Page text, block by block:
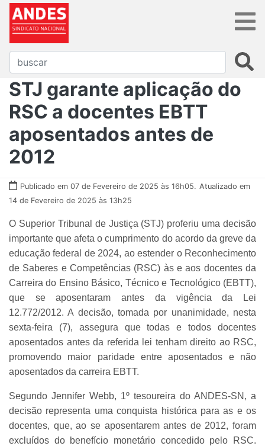
STJ garante aplicação do
RSC a docentes EBTT
aposentados antes de
2012
Publicado em 07 de Fevereiro de 2025 às 16h05. Atualizado em
14 de Fevereiro de 2025 às 13h25
O Superior Tribunal de Justiça (STJ) proferiu uma decisão
importante que afeta o cumprimento do acordo da greve da
educação federal de 2024, ao estender o Reconhecimento
de Saberes e Competências (RSC) às e aos docentes da
Carreira do Ensino Básico, Técnico e Tecnológico (EBTT),
que se aposentaram antes da vigência da Lei
12.772/2012. A decisão, tomada por unanimidade, nesta
sexta-feira (7), assegura que todas e todos docentes
aposentados antes da referida lei tenham direito ao RSC,
promovendo maior paridade entre aposentados e não
aposentados da carreira EBTT.
Segundo Jennifer Webb, 1º tesoureira do ANDES-SN, a
decisão representa uma conquista histórica para as e os
docentes, que, ao se aposentarem antes de 2012, foram
excluídos do benefício monetário concedido pelo RSC.